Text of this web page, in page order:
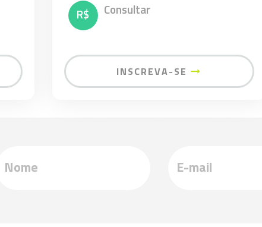
R$ Consultar
INSCREVA-SE